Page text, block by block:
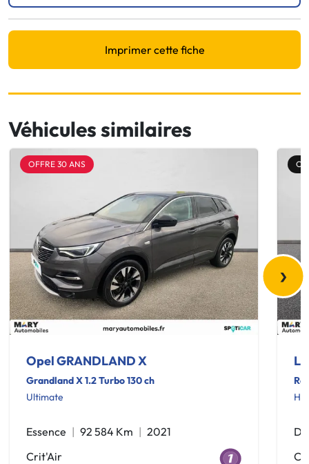
Imprimer cette fiche
Véhicules similaires
OFFRE 30 ANS
Opel GRANDLAND X
Grandland X 1.2 Turbo 130 ch
Ultimate
Essence 92 584 Km
2021
Crit'Air
›